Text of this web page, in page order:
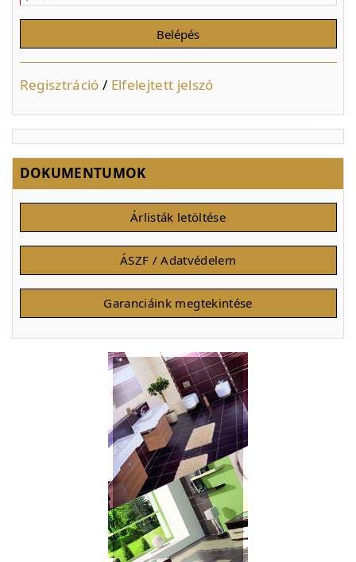
Regisztráció / Elfelejtett jelszó
DOKUMENTUMOK
Árlisták letöltése
ÁSZF / Adatvédelem
Garanciáink megtekintése